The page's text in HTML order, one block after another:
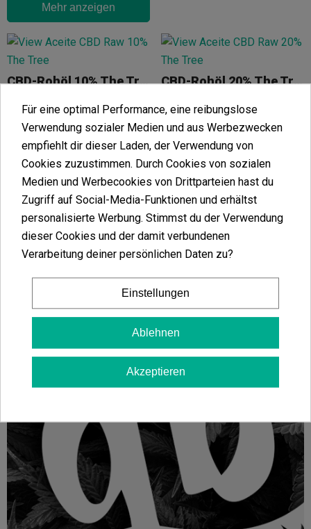
Mehr anzeigen
CBD-Rohöl 10% The Tree
47,46 €
52,73 € -10%
Mehr anzeigen
CBD-Rohöl 20% The Tree
59,71 €
66,34 € -10%
Mehr anzeigen
Für eine optimal Performance, eine reibungslose
Verwendung sozialer Medien und aus Werbezwecken
empfiehlt dir dieser Laden, der Verwendung von
Cookies zuzustimmen. Durch Cookies von sozialen
Medien und Werbecookies von Drittparteien hast du
Zugriff auf Social-Media-Funktionen und erhältst
personalisierte Werbung. Stimmst du der Verwendung
dieser Cookies und der damit verbundenen
Verarbeitung deiner persönlichen Daten zu?
Einstellungen
Ablehnen
Akzeptieren